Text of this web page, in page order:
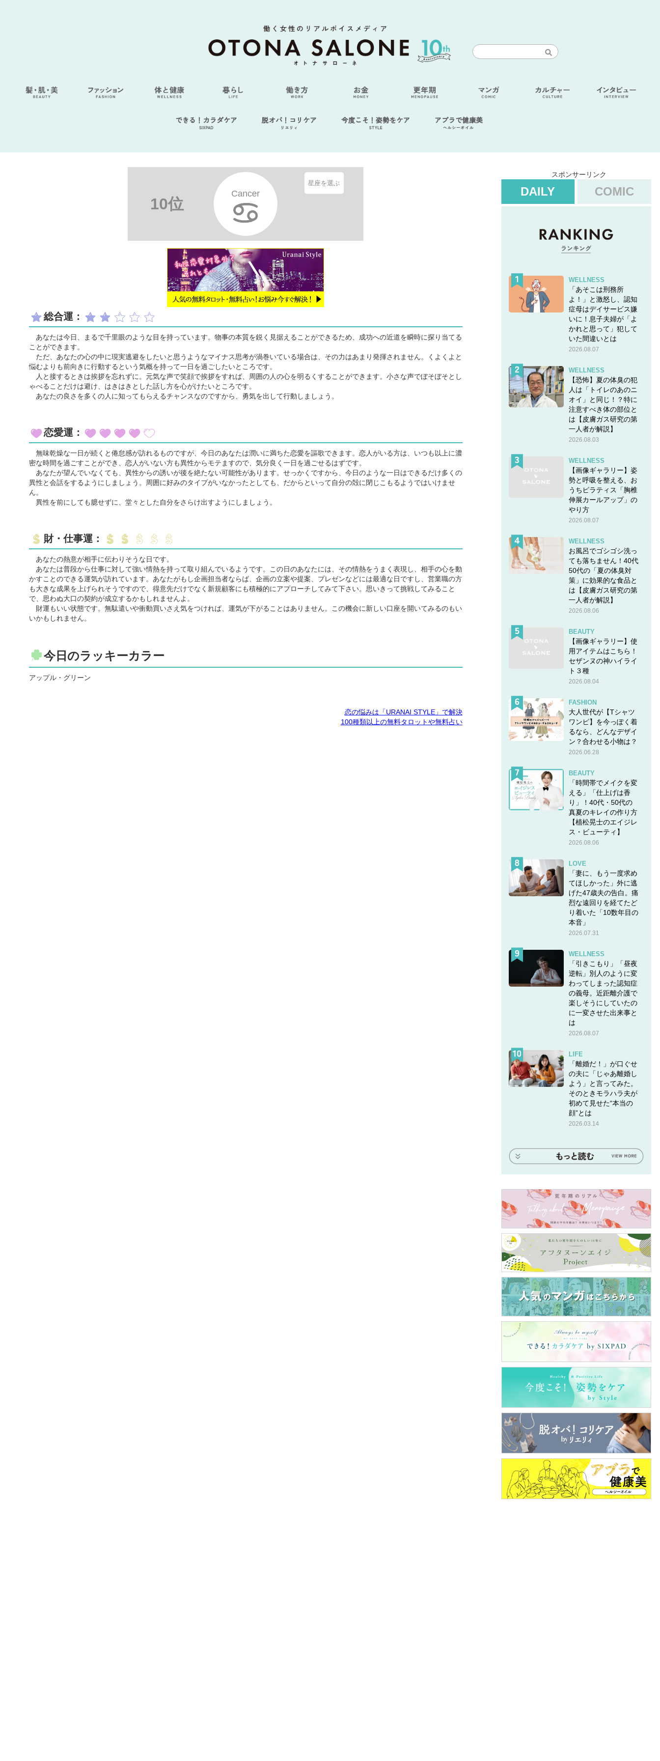
できる！カラダケア
SIXPAD
脱オバ！コリケア
リエリィ
今度こそ！姿勢をケア
STYLE
アブラで健康美
ヘルシーオイル
10位
Cancer
星座を選ぶ
総合運：
あなたは今日、まるで千里眼のような目を持っています。物事の本質を鋭く見据えることができるため、成功への近道を瞬時に探り当てる
ことができます。
ただ、あなたの心の中に現実逃避をしたいと思うようなマイナス思考が渦巻いている場合は、その力はあまり発揮されません。くよくよと
悩むよりも前向きに行動するという気概を持って一日を過ごしたいところです。
人と接するときは挨拶を忘れずに。元気な声で笑顔で挨拶をすれば、周囲の人の心を明るくすることができます。小さな声でぼそぼそとし
ゃべることだけは避け、はきはきとした話し方を心がけたいところです。
あなたの良さを多くの人に知ってもらえるチャンスなのですから、勇気を出して行動しましょう。
恋愛運：
無味乾燥な一日が続くと倦怠感が訪れるものですが、今日のあなたは潤いに満ちた恋愛を謳歌できます。恋人がいる方は、いつも以上に濃
密な時間を過ごすことができ、恋人がいない方も異性からモテますので、気分良く一日を過ごせるはずです。
あなたが望んでいなくても、異性からの誘いが後を絶たない可能性があります。せっかくですから、今日のような一日はできるだけ多くの
異性と会話をするようにしましょう。周囲に好みのタイプがいなかったとしても、だからといって自分の殻に閉じこもるようではいけませ
ん。
異性を前にしても臆せずに、堂々とした自分をさらけ出すようにしましょう。
財・仕事運：
あなたの熱意が相手に伝わりそうな日です。
あなたは普段から仕事に対して強い情熱を持って取り組んでいるようです。この日のあなたには、その情熱をうまく表現し、相手の心を動
かすことのできる運気が訪れています。あなたがもし企画担当者ならば、企画の立案や提案、プレゼンなどには最適な日ですし、営業職の方
も大きな成果を上げられそうですので、得意先だけでなく新規顧客にも積極的にアプローチしてみて下さい。思いきって挑戦してみること
で、思わぬ大口の契約が成立するかもしれませんよ。
財運もいい状態です。無駄遣いや衝動買いさえ気をつければ、運気が下がることはありません。この機会に新しい口座を開いてみるのもい
いかもしれません。
今日のラッキーカラー
アップル・グリーン
恋の悩みは「URANAI STYLE」で解決
100種類以上の無料タロットや無料占い
スポンサーリンク
DAILY COMIC
WELLNESS
「あそこは刑務所
よ！」と激怒し、認知
症母はデイサービス嫌
いに！息子夫婦が「よ
かれと思って」犯して
いた間違いとは
2026.08.07
WELLNESS
【恐怖】夏の体臭の犯
人は「トイレのあのニ
オイ」と同じ！？特に
注意すべき体の部位と
は【皮膚ガス研究の第
一人者が解説】
2026.08.03
WELLNESS
【画像ギャラリー】姿
勢と呼吸を整える、お
うちピラティス「胸椎
伸展カールアップ」の
やり方
2026.08.07
WELLNESS
お風呂でゴシゴシ洗っ
ても落ちません！40代
50代の「夏の体臭対
策」に効果的な食品と
は【皮膚ガス研究の第
一人者が解説】
2026.08.06
BEAUTY
【画像ギャラリー】使
用アイテムはこちら！
セザンヌの神ハイライ
ト３種
2026.08.04
FASHION
大人世代が【Tシャツ
ワンピ】を今っぽく着
るなら、どんなデザイ
ン？合わせる小物は？
2026.06.28
BEAUTY
「時間帯でメイクを変
える」「仕上げは香
り」！40代・50代の
真夏のキレイの作り方
【植松晃士のエイジレ
ス・ビューティ】
2026.08.06
LOVE
「妻に、もう一度求め
てほしかった」外に逃
げた47歳夫の告白。痛
烈な遠回りを経てたど
り着いた「10数年目の
本音」
2026.07.31
WELLNESS
「引きこもり」「昼夜
逆転」別人のように変
わってしまった認知症
の義母。近距離介護で
楽しそうにしていたの
に一変させた出来事と
は
2026.08.07
LIFE
「離婚だ！」が口ぐせ
の夫に「じゃあ離婚し
よう」と言ってみた。
そのときモラハラ夫が
初めて見せた“本当の
顔”とは
2026.03.14